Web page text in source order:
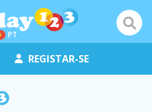
PT
REGISTAR-SE